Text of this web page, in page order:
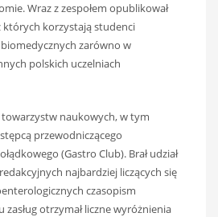
Wraz z zespołem opublikował
których korzystają studenci
zarówno w
polskich uczelniach
towarzystw naukowych, w tym
przewodniczącego
(Gastro Club). Brał udział
najbardziej liczących się
czasopism
otrzymał liczne wyróżnienia